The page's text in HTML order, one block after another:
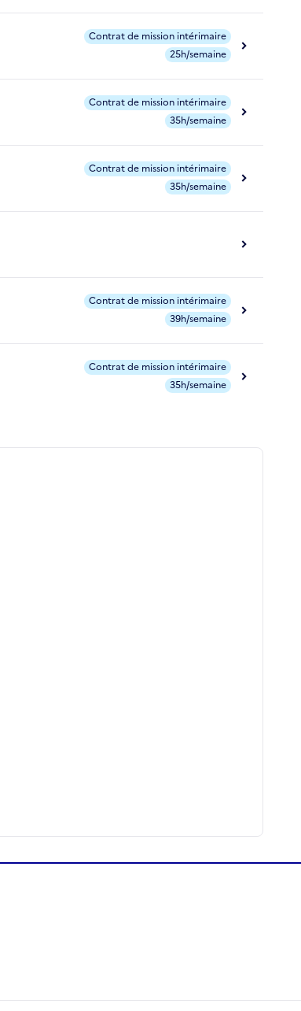
Contrat de mission intérimaire
25h/semaine
Contrat de mission intérimaire
35h/semaine
Contrat de mission intérimaire
35h/semaine
Contrat de mission intérimaire
39h/semaine
Contrat de mission intérimaire
35h/semaine